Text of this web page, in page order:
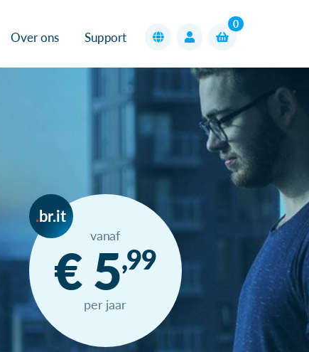
Over ons Support
0
br.it
vanaf
€ 5,99
per jaar